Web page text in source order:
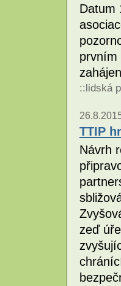
Datum
prvním
:: lidská
TTIP
Návrh
zeď